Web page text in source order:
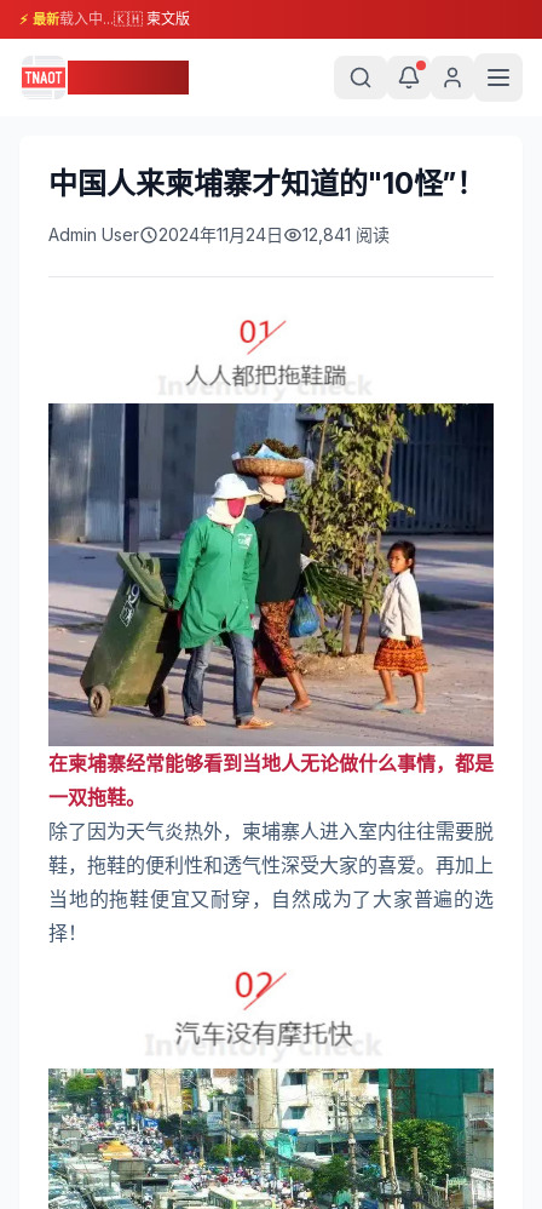
⚡ 最新载入中...🇰🇭 柬文版
中国人来柬埔寨才知道的"10怪”！
Admin User 2024年11月24日 12,841 阅读
在柬埔寨经常能够看到当地人无论做什么事情，都是
一双拖鞋。
除了因为天气炎热外，柬埔寨人进入室内往往需要脱
鞋，拖鞋的便利性和透气性深受大家的喜爱。再加上
当地的拖鞋便宜又耐穿，自然成为了大家普遍的选
择！